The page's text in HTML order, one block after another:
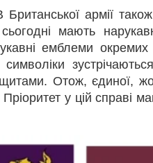
армії
мають
емблеми окремих
символіки
Отож, єдиної,
у цій справі